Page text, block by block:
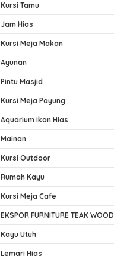
Kursi Tamu
Jam Hias
Kursi Meja Makan
Ayunan
Pintu Masjid
Kursi Meja Payung
Aquarium Ikan Hias
Mainan
Kursi Outdoor
Rumah Kayu
Kursi Meja Cafe
EKSPOR FURNITURE TEAK WOOD
Kayu Utuh
Lemari Hias